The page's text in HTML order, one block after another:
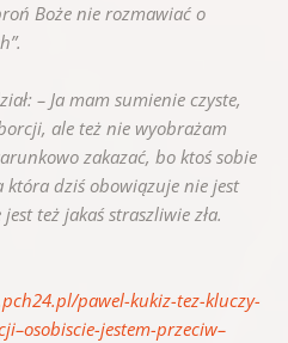
Boże nie rozmawiać o
– Ja mam sumienie czyste,
ale też nie wyobrażam
zakazać, bo ktoś sobie
która dziś obowiązuje nie jest
też jakaś straszliwie zła.
pawel-kukiz-tez-kluczy-
jestem-przeciw–